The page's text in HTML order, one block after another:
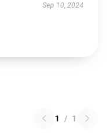
Sep 10, 2024
1 / 1